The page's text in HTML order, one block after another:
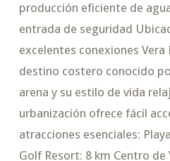
producción eficiente de
entrada de seguridad
excelentes conexiones Vera
destino costero conocido
arena y su estilo de vida
urbanización ofrece fácil
atracciones esenciales:
Golf Resort: 8 km Centro de